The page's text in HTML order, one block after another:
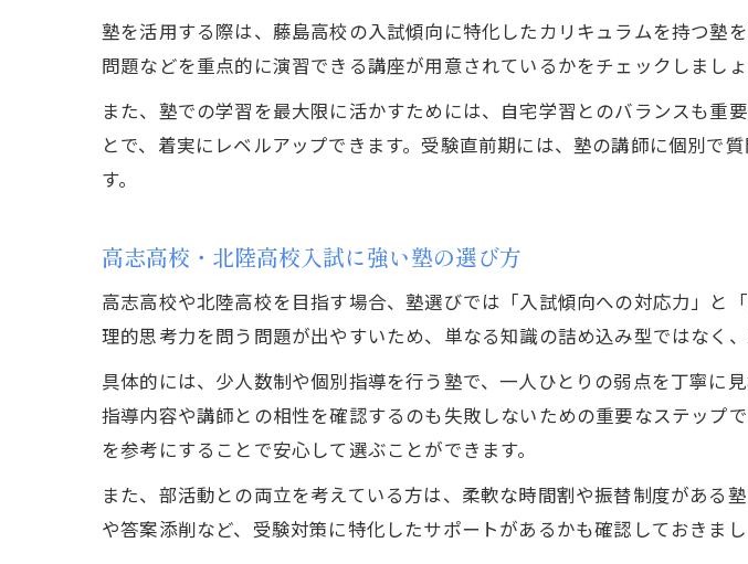
塾通いを始める年
数学成績アップを目指
塾と自宅学習を活
志望校合格に直結
志望校合格へ塾を使っ
塾活用で志望校に
数学力向上を実現
塾が支えた合格へ
塾で成績が伸びた
塾を活用する際は、藤島高校の入試傾向に特化したカリキュラムを持つ塾
問題などを重点的に演習できる講座が用意されているかをチェックしまし
また、塾での学習を最大限に活かすためには、自宅学習とのバランスも重
とで、着実にレベルアップできます。受験直前期には、塾の講師に個別で
す。
高志高校・北陸高校入試に強い塾の選び方
高志高校や北陸高校を目指す場合、塾選びでは「入試傾向への対応力」と
理的思考力を問う問題が出やすいため、単なる知識の詰め込み型ではなく
具体的には、少人数制や個別指導を行う塾で、一人ひとりの弱点を丁寧に
指導内容や講師との相性を確認するのも失敗しないための重要なステップ
を参考にすることで安心して選ぶことができます。
また、部活動との両立を考えている方は、柔軟な時間割や振替制度がある
や答案添削など、受験対策に特化したサポートがあるかも確認しておきまし